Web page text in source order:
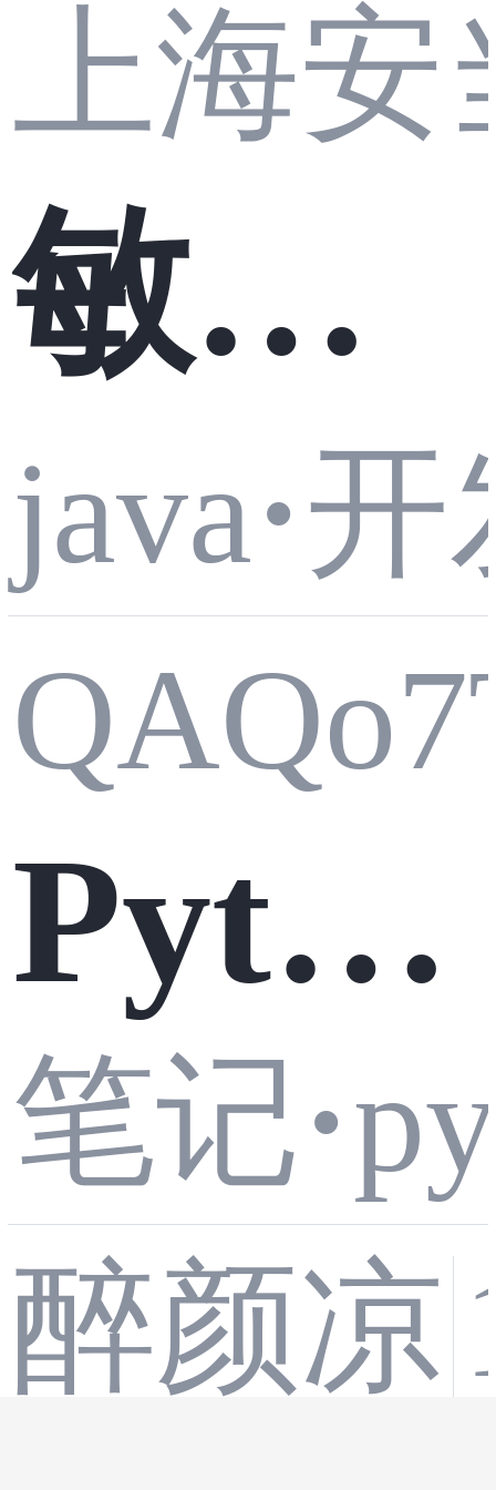
ker镜
像从
1.2G
B到8
9M
B：
上海安
敏感
数据
怎么
防拖
库？
java·开
Pytho
n组蓝
桥杯
笔记·
醉颜凉